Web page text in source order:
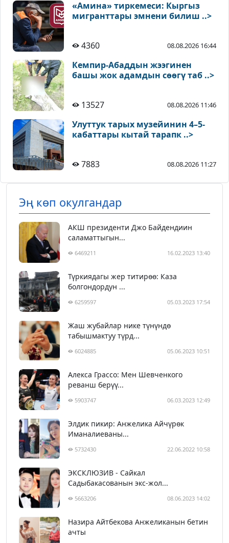
«Амина» тиркемеси: Кыргыз
мигранттары эмнени билиш ..>
4360 08.08.2026 16:44
Кемпир-Абаддын жээгинен
башы жок адамдын сөөгү таб ..>
13527 08.08.2026 11:46
Улуттук тарых музейинин 4–5-
кабаттары кытай тарапк ..>
7883 08.08.2026 11:27
Эң көп окулгандар
АКШ президенти Джо Байдендиин
саламаттыгын...
6469211 16.02.2023 13:40
Түркиядагы жер титирөө: Каза
болгондордун ...
6259597 05.03.2023 17:54
Жаш жубайлар нике түнүндө
табышмактуу түрд...
6024885 05.06.2023 10:51
Алекса Грассо: Мен Шевченкого
реванш берүү...
5903747 06.03.2023 12:49
Элдик пикир: Анжелика Айчүрөк
Иманалиеваны...
5732430 22.06.2022 10:58
ЭКСКЛЮЗИВ - Сайкал
Садыбакасованын экс-жол...
5663206 08.06.2023 14:02
Назира Айтбекова Анжеликанын бетин
ачты